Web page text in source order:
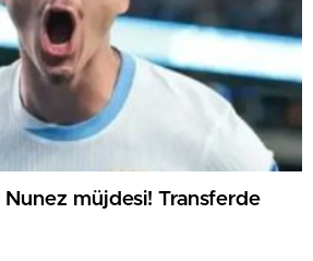
Nunez müjdesi! Transferde